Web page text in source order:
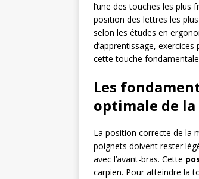
l’une des touches les plus
position des lettres les
selon les études en
d’apprentissage,
cette touche
Les
optimale de
La position correcte de la
poignets doivent rester
avec l’avant-bras. Cette
carpien. Pour atteindre la